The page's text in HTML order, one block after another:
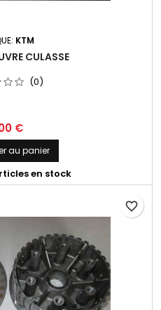
KTM
CULASSE
(0)
€
au panier
en stock
favorite_border